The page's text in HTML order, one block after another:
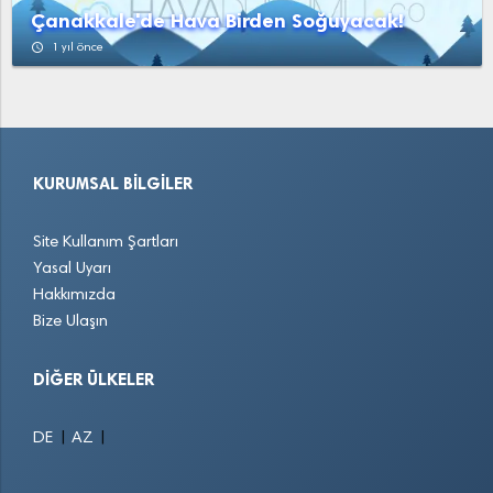
Çanakkale'de Hava Birden Soğuyacak!
access_time 1 yıl önce
KURUMSAL BILGILER
Site Kullanım Şartları
Yasal Uyarı
Hakkımızda
Bize Ulaşın
DIĞER ÜLKELER
DE AZ